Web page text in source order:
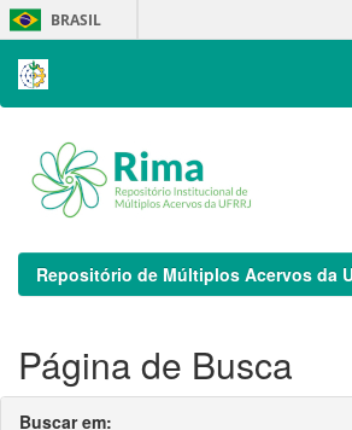
Skip
navigation
BRASIL
Repositório de Múltiplos Acervos da
Página de Busca
Buscar em: